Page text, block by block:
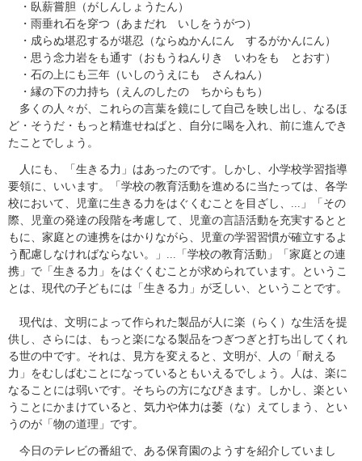
・臥薪嘗胆（がしんしょうたん）
・雨垂れ石を穿つ（あまだれ いしをうがつ）
・成らぬ堪忍するが堪忍（ならぬかんにん するがかんにん）
・思う念力岩をも通す（おもうねんりき いわをも とおす）
・石の上にも三年（いしのうえにも さんねん）
・縁の下の力持ち（えんのしたの ちからもち）
多くの人々が、これらの言葉を鏡にして自己を映し出し、なるほ
ど・そうだ・もっと精進せねばと、自分に喝を入れ、前に進んでき
たことでしょう。
人にも、「生きる力」はあったのです。しかし、小学校学習指導
要領に、いいます。「学校の教育活動を進めるに当たっては、各学
校において、児童に生きる力をはぐくむことを目ざし、...」「その
際、児童の発達の段階を考慮して、児童の言語活動を充実するとと
もに、家庭との連携をはかりながら、児童の学習習慣が確立するよ
う配慮しなければならない。」...「学校の教育活動」「家庭との連
携」で「生きる力」をはぐくむことが求められています。というこ
とは、現代の子どもには「生きる力」が乏しい、ということです。
現代は、文明によって作られた製品が人に楽（らく）な生活を提
供し、さらには、もっと楽になる製品をつぎつぎと打ち出してくれ
る世の中です。それは、見方を変えると、文明が、人の「耐える
力」をむしばむことになっているともいえるでしょう。人は、楽に
なることには弱いです。そちらの方になびきます。しかし、楽とい
うことにかまけていると、気力や体力は萎（な）えてしまう、とい
うのが「物の道理」です。
今日のテレビの番組で、ある保育園のようすを紹介していまし